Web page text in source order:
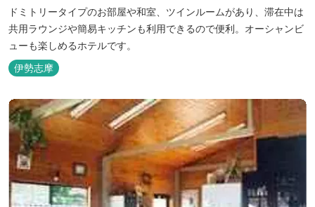
ドミトリータイプのお部屋や和室、ツインルームがあり、滞在中は
共用ラウンジや簡易キッチンも利用できるので便利。オーシャンビ
ューも楽しめるホテルです。
伊勢志摩